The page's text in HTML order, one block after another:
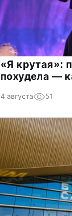
«Я крутая»:
похудела —
4 августа 51